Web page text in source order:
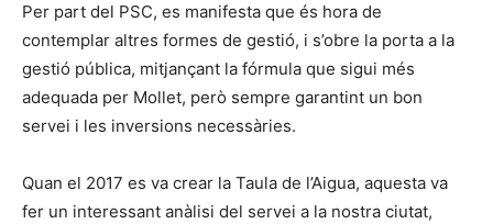
Per part del PSC, es manifesta que és hora de
contemplar altres formes de gestió, i s’obre la porta a la
gestió pública, mitjançant la fórmula que sigui més
adequada per Mollet, però sempre garantint un bon
servei i les inversions necessàries.
Quan el 2017 es va crear la Taula de l’Aigua, aquesta va
fer un interessant anàlisi del servei a la nostra ciutat,